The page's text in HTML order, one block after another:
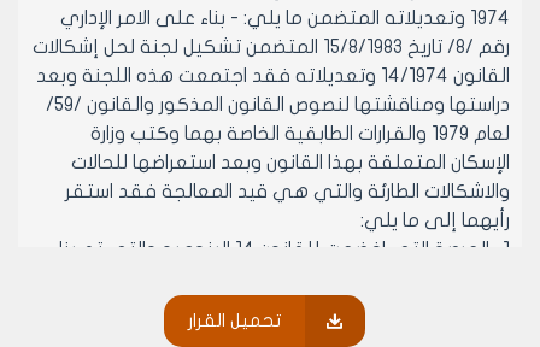
1974 وتعديلاته المتضمن ما يلي: - بناء على الامر الإداري
رقم /8/ تاريخ 15/8/1983 المتضمن تشكيل لجنة لحل إشكالات
القانون 14/1974 وتعديلاته فقد اجتمعت هذه اللجنة وبعد
دراستها ومناقشتها لنصوص القانون المذكور والقانون /59/
لعام 1979 والقرارات الطابقية الخاصة بهما وكتب وزارة
الإسكان المتعلقة بهذا القانون وبعد استعراضها للحالات
والاشكالات الطارئة والتي هي قيد المعالجة فقد استقر
رأيهما إلى ما يلي:
1- العرصة التي اخضعت للقانون 14 البنود به والتي تم بناء
المادتين الثامنة والتاسعة من القانون 14 ضمن الحصول على
أية رخصة بناء كامل المساحة الطابقية او دن الحصول على اية
تحميل القرار